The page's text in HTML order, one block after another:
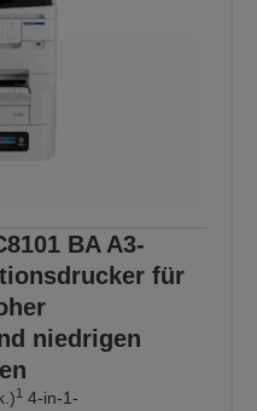
BA A3-
für
niedrigen
1 4-in-1-